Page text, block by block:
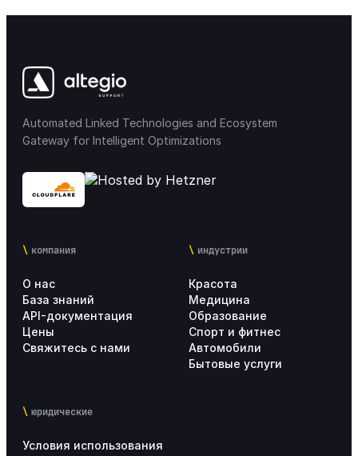
Automated Linked Technologies and Ecosystem
Gateway for Intelligent Optimizations
компания
О нас
База знаний
API-документация
Цены
Свяжитесь с нами
индустрии
Красота
Медицина
Образование
Спорт и фитнес
Автомобили
Бытовые услуги
юридические
Условия использования